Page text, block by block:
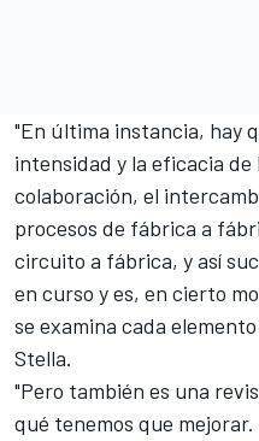
"En última instancia, hay
intensidad y la eficacia
colaboración, el
procesos de fábrica a
circuito a fábrica, y así
en curso y es, en cierto
se examina cada
Stella.
"Pero también es una
qué tenemos que